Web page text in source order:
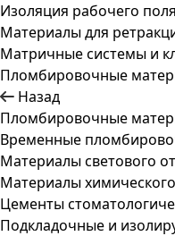
Изоляция рабочего
Материалы для
Матричные системы и
Пломбировочные
Назад
Пломбировочные
Временные
Материалы светового
Материалы
Цементы
Подкладочные и